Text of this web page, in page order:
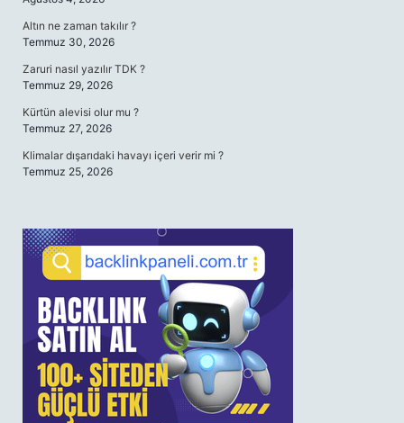
Altın ne zaman takılır ?
Temmuz 30, 2026
Zaruri nasıl yazılır TDK ?
Temmuz 29, 2026
Kürtün alevisi olur mu ?
Temmuz 27, 2026
Klimalar dışarıdaki havayı içeri verir mi ?
Temmuz 25, 2026